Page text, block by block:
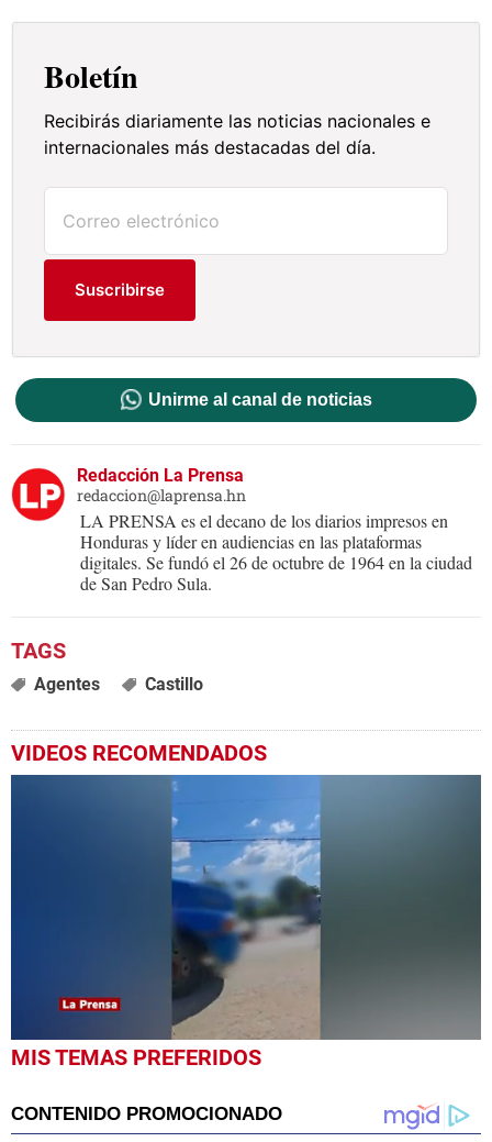
Boletín
Recibirás diariamente las noticias nacionales e
internacionales más destacadas del día.
Suscribirse
Unirme al canal de noticias
Redacción La Prensa
redaccion@laprensa.hn
LA PRENSA es el decano de los diarios impresos en
Honduras y líder en audiencias en las plataformas
digitales. Se fundó el 26 de octubre de 1964 en la ciudad
de San Pedro Sula.
Agentes Castillo
VIDEOS RECOMENDADOS
0
seconds
seconds
MIS TEMAS PREFERIDOS